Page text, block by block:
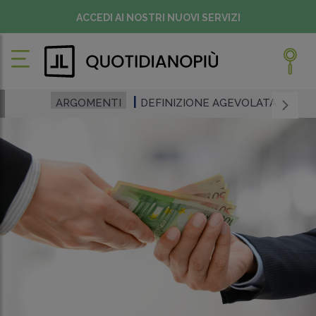
ACCEDI AI NOSTRI NUOVI SERVIZI
ARGOMENTI DEFINIZIONE AGEVOLATA